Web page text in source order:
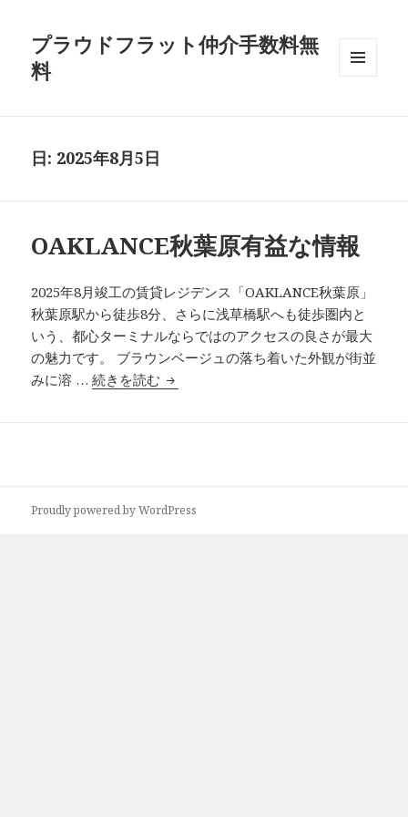
プラウドフラット仲介手数料無
料
日: 2025年8月5日
OAKLANCE秋葉原有益な情報
2025年8月竣工の賃貸レジデンス「OAKLANCE秋葉原」
秋葉原駅から徒歩8分、さらに浅草橋駅へも徒歩圏内と
いう、都心ターミナルならではのアクセスの良さが最大
の魅力です。 ブラウンベージュの落ち着いた外観が街並
みに溶 …続きを読む OAKLANCE秋葉原有益な情報
Proudly powered by WordPress